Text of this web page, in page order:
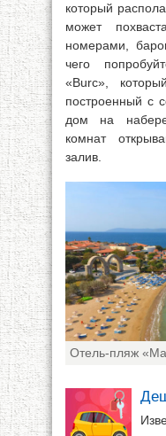
который
может
номерами,
чего
«Burc»,
построенный с
дом на
комнат
залив.
Отель-пляж